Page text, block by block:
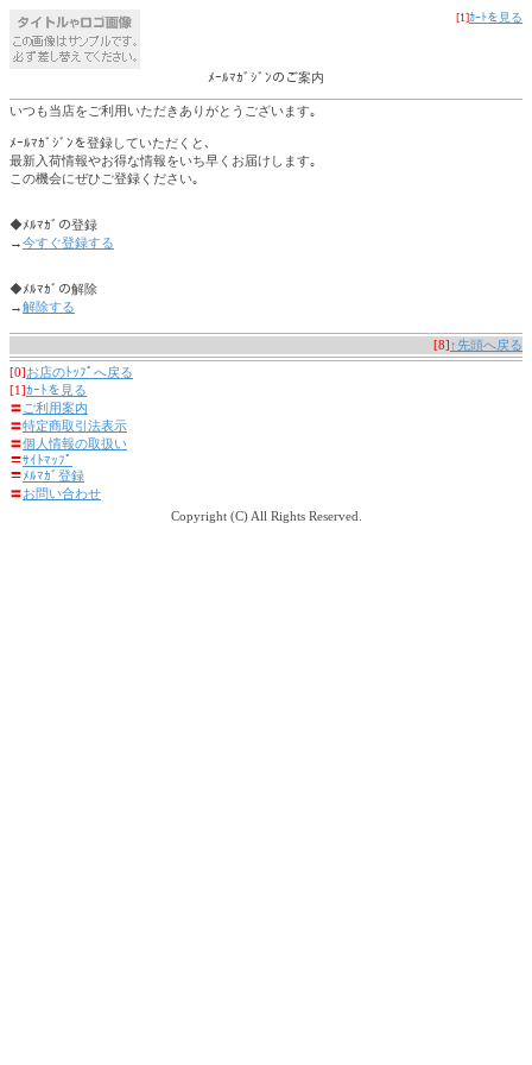
[1]ｶｰﾄを見る
ﾒｰﾙﾏｶﾞｼﾞﾝのご案内
いつも当店をご利用いただきありがとうございます｡
ﾒｰﾙﾏｶﾞｼﾞﾝを登録していただくと､
最新入荷情報やお得な情報をいち早くお届けします｡
この機会にぜひご登録ください｡
◆ﾒﾙﾏｶﾞの登録
→今すぐ登録する
◆ﾒﾙﾏｶﾞの解除
→解除する
[8]↑先頭へ戻る
[0]お店のﾄｯﾌﾟへ戻る
[1]ｶｰﾄを見る
〓 ご利用案内
〓特定商取引法表示
〓個人情報の取扱い
〓ｻｲﾄﾏｯﾌﾟ
〓ﾒﾙﾏｶﾞ登録
〓お問い合わせ
Copyright (C) All Rights Reserved.